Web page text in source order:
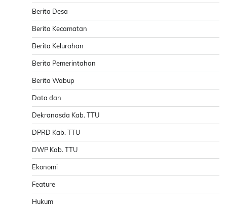
Berita Desa
Berita Kecamatan
Berita Kelurahan
Berita Pemerintahan
Berita Wabup
Data dan
Dekranasda Kab. TTU
DPRD Kab. TTU
DWP Kab. TTU
Ekonomi
Feature
Hukum